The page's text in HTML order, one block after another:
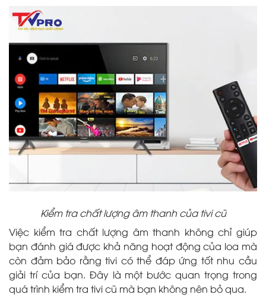
Kiểm tra chất lượng âm thanh của tivi cũ
Việc kiểm tra chất lượng âm thanh không chỉ giúp
bạn đánh giá được khả năng hoạt động của loa mà
còn đảm bảo rằng tivi có thể đáp ứng tốt nhu cầu
giải trí của bạn. Đây là một bước quan trọng trong
quá trình kiểm tra tivi cũ mà bạn không nên bỏ qua.